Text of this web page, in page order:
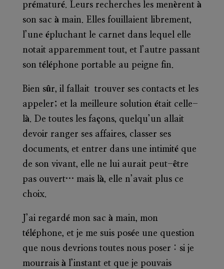
prématuré. Leurs recherches les menèrent à
son sac à main. Elles fouillaient librement,
l’une épluchant le carnet dans lequel elle
notait apparemment tout, et l’autre passant
son téléphone portable au peigne fin.
Bien sûr, il fallait trouver ses contacts et les
appeler; et la meilleure solution était celle-
là. De toutes les façons, quelqu’un allait
devoir ranger ses affaires, classer ses
documents, et entrer dans une intimité que
de son vivant, elle ne lui aurait peut-être
pas ouvert… mais là, elle n’avait plus ce
choix.
J’ai regardé mon sac à main, mon
téléphone, et je me suis posée une question
que nous devrions toutes nous poser : si je
mourrais à l’instant et que je pouvais